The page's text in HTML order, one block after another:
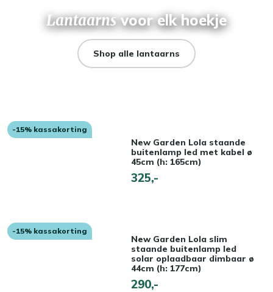
Lantaarnsvoor elk hoekje
Shop alle lantaarns
-15% kassakorting
New Garden Lola staande
buitenlamp led met kabel ø
45cm (h: 165cm)
325,-
-15% kassakorting
New Garden Lola slim
staande buitenlamp led
solar oplaadbaar dimbaar ø
44cm (h: 177cm)
290,-